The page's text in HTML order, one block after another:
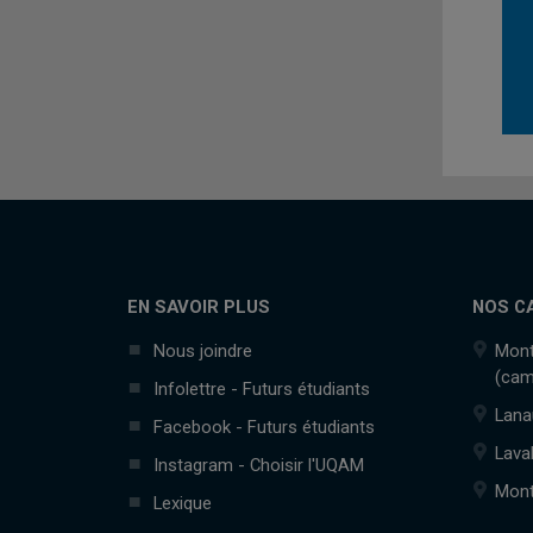
EN SAVOIR PLUS
Nous joindre
Infolettre - Futurs étudiants
Facebook - Futurs étudiants
Instagram - Choisir l'UQAM
Lexique
NOS
Laval